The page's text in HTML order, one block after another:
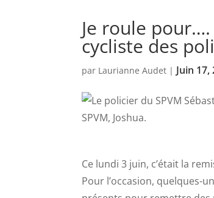
Je roule
cycliste des
par Laurianne Audet | Juin 17,
Ce lundi 3 juin, c’était la
Pour l’occasion, quelques-